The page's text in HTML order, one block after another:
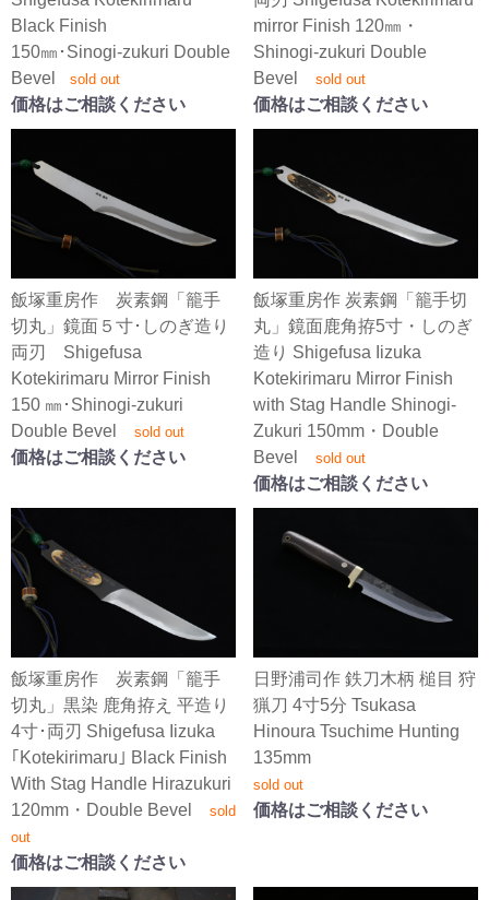
Black Finish
150㎜･Sinogi-zukuri Double
Bevel
sold out
価格はご相談ください
mirror Finish 120㎜・
Shinogi-zukuri Double
Bevel sold out
価格はご相談ください
飯塚重房作 炭素鋼「籠手
切丸」鏡面５寸･しのぎ造り
両刃 Shigefusa
Kotekirimaru Mirror Finish
150 ㎜･Shinogi-zukuri
Double Bevel sold out
価格はご相談ください
飯塚重房作 炭素鋼「籠手切
丸」鏡面鹿角拵5寸・しのぎ
造り Shigefusa Iizuka
Kotekirimaru Mirror Finish
with Stag Handle Shinogi-
Zukuri 150mm・Double
Bevel sold out
価格はご相談ください
飯塚重房作 炭素鋼「籠手
切丸」黒染 鹿角拵え 平造り
4寸･両刃 Shigefusa Iizuka
｢Kotekirimaru｣ Black Finish
With Stag Handle Hirazukuri
120mm・Double Bevel sold
out
価格はご相談ください
日野浦司作 鉄刀木柄 槌目 狩
猟刀 4寸5分 Tsukasa
Hinoura Tsuchime Hunting
135mm
sold out
価格はご相談ください